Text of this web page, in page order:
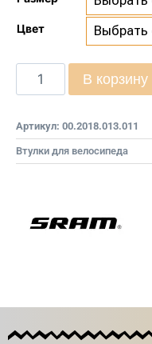
Цвет
В корзину
Артикул: 00.2018.013.011
Втулки для велосипеда